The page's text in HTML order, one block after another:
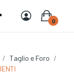
0
Taglio e Foro